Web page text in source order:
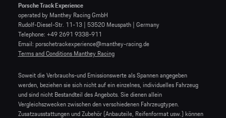
Porsche Track Experience
operated by Manthey Racing GmbH
Rudolf-Diesel-Str. 11-13 | 53520 Meuspath | Germany
Telephone: +49 2691 9338-911
Email: porschetrackexperience@manthey-racing.de
Terms and Conditions Manthey Racing
Soweit die Verbrauchs-und Emissionswerte als Spannen angegeben
werden, beziehen sie sich nicht auf ein einzelnes, individuelles Fahrzeug
und sind nicht Bestandteil des Angebots. Sie dienen allein
Vergleichszwecken zwischen den verschiedenen Fahrzeugtypen.
Zusatzausstattungen und Zubehör (Anbauteile, Reifenformat usw.) können